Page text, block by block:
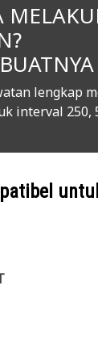
lengkap
interval 250,